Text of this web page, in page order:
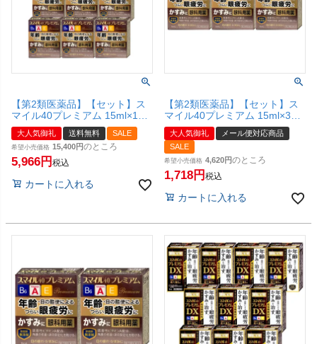
【第2類医薬品】【セット】ス
マイル40プレミアム 15ml×10
個【ライオン株式会社】【宅配
便送料無料】
大人気御礼 送料無料 SALE
希望小売価格 15,400 のところ
5,966 税込
カートに入れる
【第2類医薬品】【セット】ス
マイル40プレミアム 15ml×3個
【ライオン株式会社】【メール
便対応商品】【SBT】
大人気御礼
メール便対応商品
SALE
希望小売価格 4,620 のところ
1,718 税込
カートに入れる